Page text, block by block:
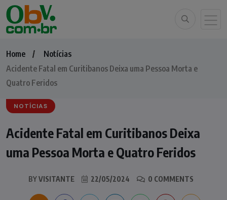
Home
Notícias
Acidente Fatal em Curitibanos Deixa uma Pessoa Morta e
Quatro Feridos
NOTÍCIAS
Acidente Fatal em Curitibanos Deixa
uma Pessoa Morta e Quatro Feridos
BYVISITANTE 22/05/2024 0 COMMENTS